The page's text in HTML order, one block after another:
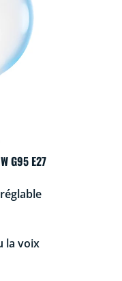
G95 E27
la voix